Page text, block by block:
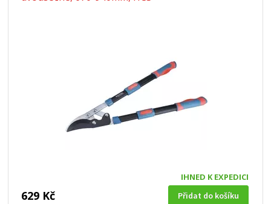
IHNED K EXPEDICI
629 Kč
Přidat do košíku